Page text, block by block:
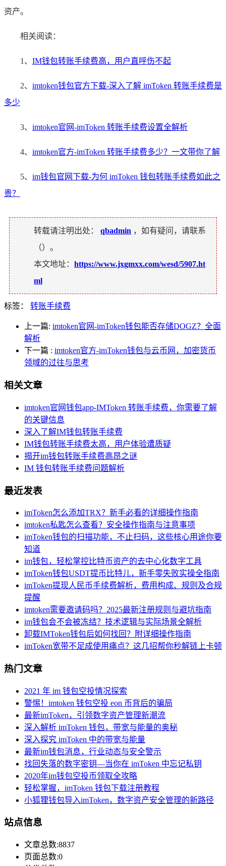
资产。
相关阅读：
1、 IM钱包转账手续费高，用户直呼伤不起
2、 imtoken钱包官方下载-深入了解 imToken 转账手续费是
多少
3、 imtoken官网-imToken 转账手续费设置全解析
4、 imtoken官方-imToken 转账手续费多少？一文带你了解
5、 im钱包官网下载-为何 imToken 钱包转账手续费如此之
贵？
转载请注明出处： qbadmin ，如有疑问，请联系
（）。
本文地址： https://www.jxgmxx.com/wesd/5907.ht
ml
标签： 转账手续费
上一篇: imtoken官网-imToken钱包能否存储DOGZ？全面
解析
下一篇 : imtoken官方-imToken钱包与云币网，加密货币
领域的过往与思考
相关文章
imtoken官网钱包app-IMToken 转账手续费，你需要了解
的关键信息
深入了解IM钱包转账手续费
IM钱包转账手续费太高，用户体验遭质疑
揭开im钱包转账手续费高昂之谜
IM 钱包转账手续费问题解析
最近发表
imToken怎么添加TRX？新手必看的详细操作指南
imtoken私匙怎么查看？安全操作指南与注意事项
imToken钱包的扫描功能，不止扫码，这些核心用途你要
知道
im钱包，轻松掌控比特币资产的去中心化数字工具
imToken钱包USDT提币比特儿，新手零失败实操全指南
imToken提现人民币手续费解析，费用构成、规则及合规
提醒
imtoken需要邀请码吗？2025最新注册规则与避坑指南
im钱包会不会被冻结？技术逻辑与实际场景全解析
卸载IMToken钱包后如何找回？附详细操作指南
imToken宽带不足成使用痛点？这几招帮你秒解链上卡顿
热门文章
2021 年 im 钱包空投情况探索
警惕！imtoken 钱包空投 eon 币背后的骗局
最新imToken，引领数字资产管理新潮流
深入解析 imToken 钱包，带宽与能量的奥秘
深入探究 imToken 中的带宽与能量
最新im钱包消息，行业动态与安全警示
找回失落的数字密钥—当你在 imToken 中忘记私钥
2020年im钱包空投币领取全攻略
轻松掌握，imToken 钱包下载注册教程
小狐狸钱包导入imToken，数字资产安全管理的新路径
站点信息
文章总数:8837
页面总数:0